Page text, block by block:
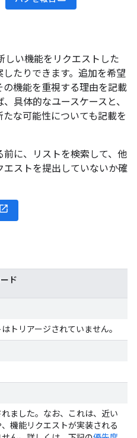
しい機能をリクエストした
たりできます。追加を希望
機能を重視する理由を記載
具体的なユースケースと、
な可能性についても記載を
に、リストを検索して、他
ストを提出していないか確
ド
トリアージされていません。
ました。なお、これは、近い
機能リクエストが実装される